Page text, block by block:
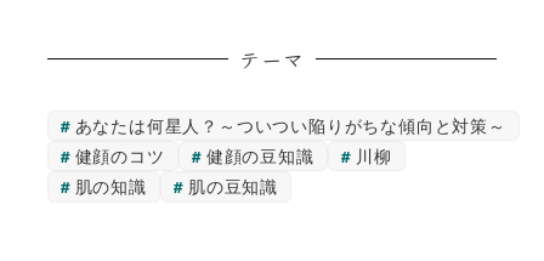
テーマ
あなたは何星人？～ついつい陥りがちな傾向と対策～
健顔のコツ
健顔の豆知識
川柳
肌の知識
肌の豆知識